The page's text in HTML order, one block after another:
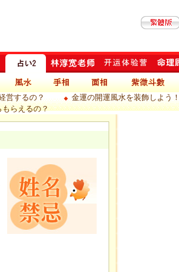
営するの？ ◆ 金運の開運風水を装飾しよう！
もらえるの？